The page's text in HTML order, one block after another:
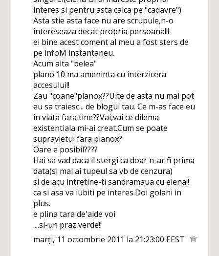
interes si pentru asta calca pe "cadavre")
Asta stie asta face nu are scrupule,n-o
intereseaza decat propria persoana!!!
ei bine acest coment al meu a fost sters de
pe infoM instantaneu.
Acum alta "belea"
plano 10 ma ameninta cu interzicera
accesului!!
Zau "coane"planox??Uite de asta nu mai pot
eu sa traiesc... de blogul tau. Ce m-as face eu
in viata fara tine??Vai,vai ce dilema
existentiala mi-ai creat.Cum se poate
supravietui fara planox?
Oare e posibil????
Hai sa vad daca il stergi ca doar n-ar fi prima
data(si mai ai tupeul sa vb de cenzura)
si de acu intretine-ti sandramaua cu elena!!
ca si asa va iubiti pe interes.Doi golani in
plus.
e plina tara de'alde voi
....si-un praz verde!!
marți, 11 octombrie 2011 la 21:23:00 EEST